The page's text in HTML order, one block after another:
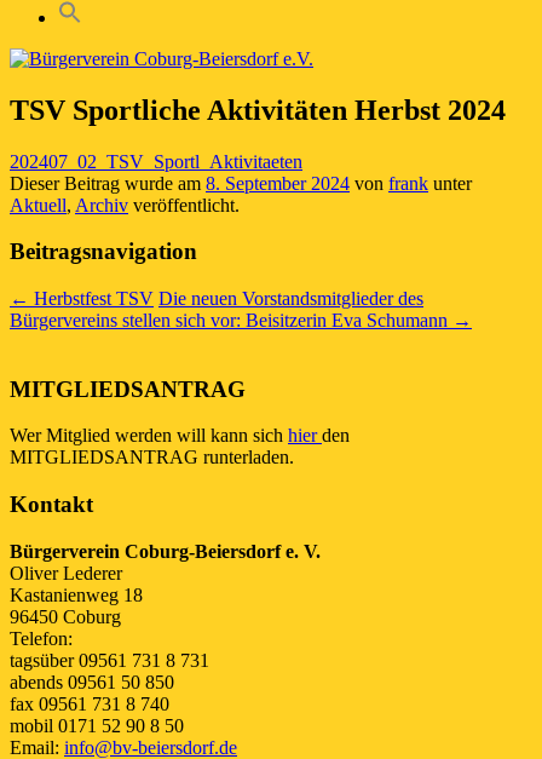
TSV Sportliche Aktivitäten Herbst 2024
202407_02_TSV_Sportl_Aktivitaeten
Dieser Beitrag wurde am 8. September 2024 von frank unter
Aktuell, Archiv veröffentlicht.
Beitragsnavigation
← Herbstfest TSV Die neuen Vorstandsmitglieder des
Bürgervereins stellen sich vor: Beisitzerin Eva Schumann →
MITGLIEDSANTRAG
Wer Mitglied werden will kann sich hierden
MITGLIEDSANTRAG runterladen.
Kontakt
Bürgerverein Coburg-Beiersdorf e. V.
Oliver Lederer
Kastanienweg 18
96450 Coburg
Telefon:
tagsüber 09561 731 8 731
abends 09561 50 850
fax 09561 731 8 740
mobil 0171 52 90 8 50
Email: info@bv-beiersdorf.de